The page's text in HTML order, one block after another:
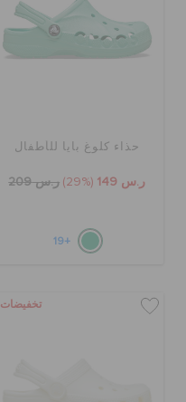
حذاء كلوغ بايا للأطفال
ر.س 149 (29%) ر.س 209
+19
تخفيضات